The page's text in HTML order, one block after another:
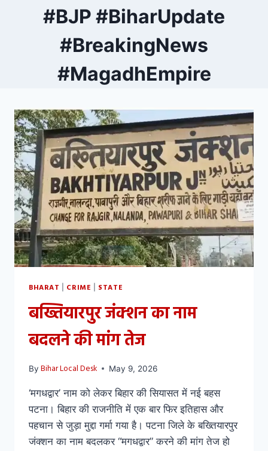
#BJP #BiharUpdate
#BreakingNews
#MagadhEmpire
BHARAT CRIME STATE
बख्तियारपुर जंक्शन का नाम
बदलने की मांग तेज
By Bihar Local Desk May 9, 2026
‘मगधद्वार’ नाम को लेकर बिहार की सियासत में नई बहस
पटना। बिहार की राजनीति में एक बार फिर इतिहास और
पहचान से जुड़ा मुद्दा गर्मा गया है। पटना जिले के बख्तियारपुर
जंक्शन का नाम बदलकर “मगधद्वार” करने की मांग तेज हो